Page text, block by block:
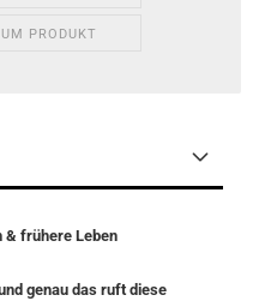
PRODUKT
& frühere Leben
genau das ruft diese